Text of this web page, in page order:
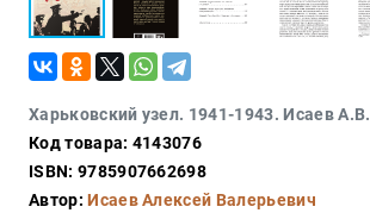
Харьковский узел. 1941-1943. Исаев А.В.
Код товара: 4143076
ISBN: 9785907662698
Автор:Исаев Алексей Валерьевич
Туризм
Разное
гастрономия,
кулинария